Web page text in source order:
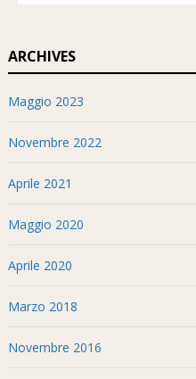
ARCHIVES
Maggio 2023
Novembre 2022
Aprile 2021
Maggio 2020
Aprile 2020
Marzo 2018
Novembre 2016